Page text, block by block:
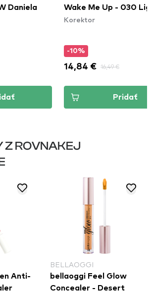
Daniela
Wake Me Up - 030
Korektor
-10%
14,84 € 16,49 €
Pridať
Z ROVNAKEJ
Anti-
BELLAOGGI
bellaoggi Feel Glow
Concealer - Desert